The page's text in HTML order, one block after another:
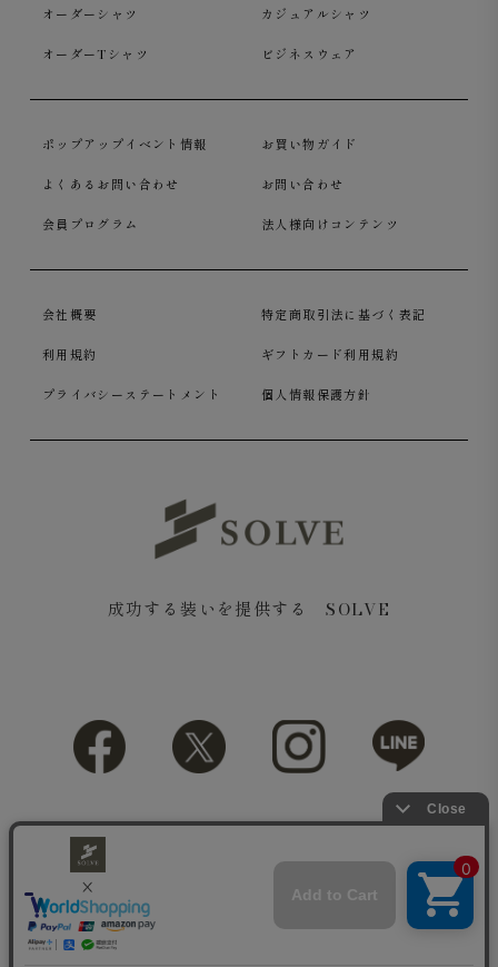
オーダーシャツ カジュアルシャツ
オーダーTシャツ ビジネスウェア
ポップアップイベント情報 お買い物ガイド
よくあるお問い合わせ お問い合わせ
会員プログラム 法人様向けコンテンツ
会社概要 特定商取引法に基づく表記
利用規約 ギフトカード利用規約
プライバシーステートメント 個人情報保護方針
成功する装いを提供する SOLVE